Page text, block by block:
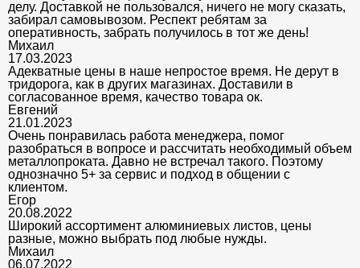
делу. Доставкой не пользовался, ничего не могу сказать,
забирал самовывозом. Респект ребятам за
оперативность, забрать получилось в тот же день!
Михаил
17.03.2023
Адекватные цены в наше непростое время. Не дерут в
тридорога, как в других магазинах. Доставили в
согласованное время, качество товара ок.
Евгений
21.01.2023
Очень понравилась работа менеджера, помог
разобраться в вопросе и рассчитать необходимый объем
металлопроката. Давно не встречал такого. Поэтому
однозначно 5+ за сервис и подход в общении с
клиентом.
Егор
20.08.2022
Широкий ассортимент алюминиевых листов, цены
разные, можно выбрать под любые нужды.
Михаил
06.07.2022